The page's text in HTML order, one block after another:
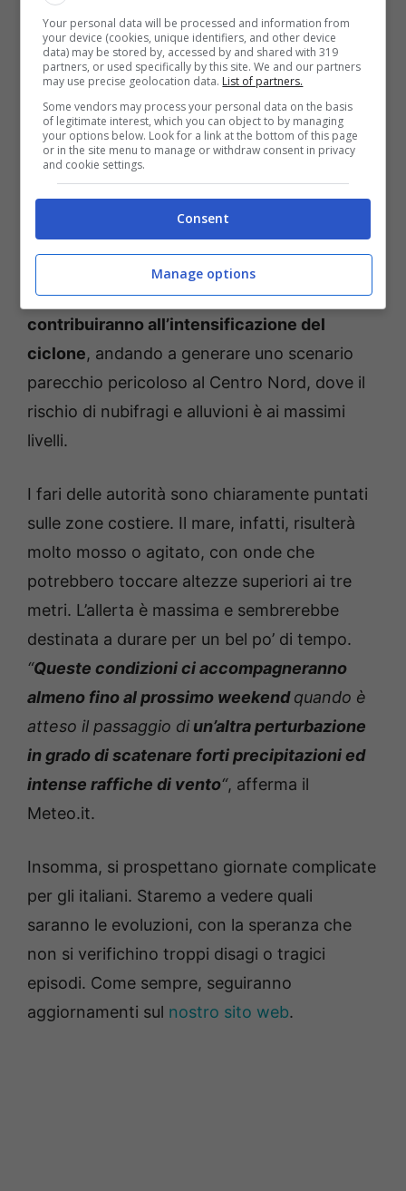
Meteo, burrasca in arrivo sull’Italia: il punto della situazione
(Foto Ansa) – Temporeale.info
Le temperature dovrebbero salire
leggermente, ma occhio a tirare un sospiro di
sollievo. Perché proprioi venti miti e umidi
contribuiranno all’intensificazione del
ciclone, andando a generare uno scenario
parecchio pericoloso al Centro Nord, dove il
rischio di nubifragi e alluvioni è ai massimi
livelli.
I fari delle autorità sono chiaramente puntati
sulle zone costiere. Il mare, infatti, risulterà
molto mosso o agitato, con onde che
potrebbero toccare altezze superiori ai tre
metri. L’allerta è massima e sembrerebbe
destinata a durare per un bel po’ di tempo.
“Queste condizioni ci accompagneranno
almeno fino al prossimo weekendquando è
atteso il passaggio diun’altra perturbazione
in grado di scatenare forti precipitazioni ed
intense raffiche di vento“, afferma il
Meteo.it.
Insomma, si prospettano giornate complicate
per gli italiani. Staremo a vedere quali
saranno le evoluzioni, con la speranza che
non si verifichino troppi disagi o tragici
episodi. Come sempre, seguiranno
aggiornamenti sul nostro sito web.
Your personal data will be processed and information from
your device (cookies, unique identifiers, and other device
data) may be stored by, accessed by and shared with 319
partners, or used specifically by this site. We and our partners
may use precise geolocation data. List of partners.
Some vendors may process your personal data on the basis
of legitimate interest, which you can object to by managing
your options below. Look for a link at the bottom of this page
or in the site menu to manage or withdraw consent in privacy
and cookie settings.
Consent
Manage options